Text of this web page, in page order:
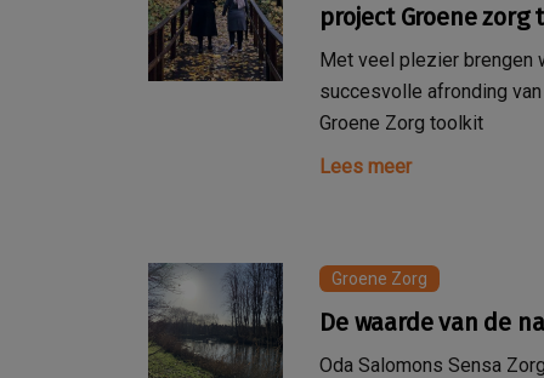
project Groene zorg
Met veel plezier brengen
succesvolle afronding
Groene Zorg toolkit
Lees meer
Groene Zorg
De waarde van de
Oda Salomons Sensa